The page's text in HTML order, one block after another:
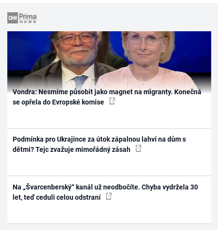
Vondra: Nesmíme působit jako magnet na migranty. Konečná
se opřela do Evropské komise
Podmínka pro Ukrajince za útok zápalnou lahví na dům s
dětmi? Tejc zvažuje mimořádný zásah
Na „Švarcenberský“ kanál už neodbočíte. Chyba vydržela 30
let, teď ceduli celou odstraní